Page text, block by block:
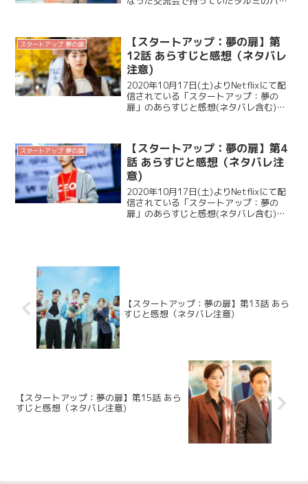
ッグは登場します。ダルミが左手に持っ
ているハンド...
スタートアップ 夢の扉
【スタートアップ：夢の扉】第
12話 あらすじと感想（ネタバレ
注意)
2020年10月17日(土)よりNetflixにて配
信されている「スタートアップ：夢の
扉」のあらすじと感想(ネタバレ含む)を
ますので、まだ見ていない方は、見た後
に読んで...
スタートアップ 夢の扉
【スタートアップ：夢の扉】第4
話 あらすじと感想（ネタバレ注
意)
2020年10月17日(土)よりNetflixにて配
信されている「スタートアップ：夢の
扉」のあらすじと感想(ネタバレ含む)を
【スタートアップ：夢の扉】第13話 あら
すじと感想（ネタバレ注意)
【スタートアップ：夢の扉】第15話 あら
すじと感想（ネタバレ注意)